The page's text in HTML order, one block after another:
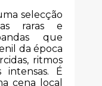
selecção
raras e
que
da época
ritmos
intensas. É
cena local